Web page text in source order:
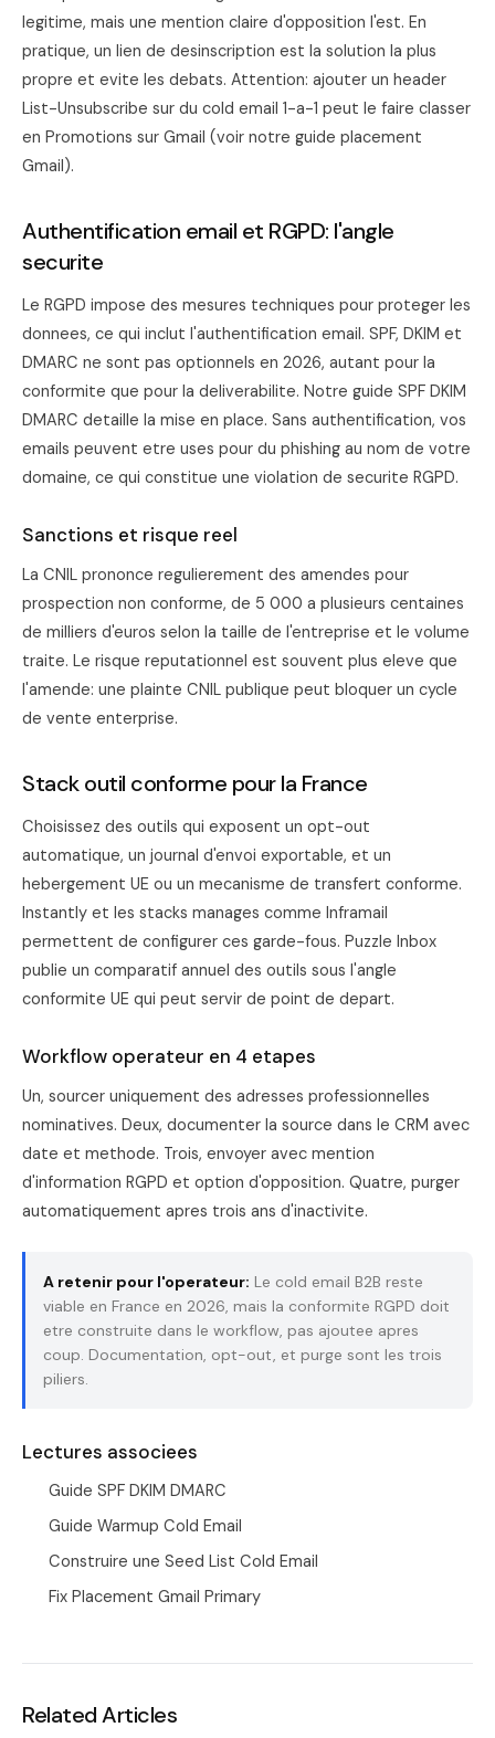
legitime, mais une mention claire d'opposition l'est. En
pratique, un lien de desinscription est la solution la plus
propre et evite les debats. Attention: ajouter un header
List-Unsubscribe sur du cold email 1-a-1 peut le faire classer
en Promotions sur Gmail (voir notre guide placement
Gmail).
Authentification email et RGPD: l'angle
securite
Le RGPD impose des mesures techniques pour proteger les
donnees, ce qui inclut l'authentification email. SPF, DKIM et
DMARC ne sont pas optionnels en 2026, autant pour la
conformite que pour la deliverabilite. Notre guide SPF DKIM
DMARC detaille la mise en place. Sans authentification, vos
emails peuvent etre uses pour du phishing au nom de votre
domaine, ce qui constitue une violation de securite RGPD.
Sanctions et risque reel
La CNIL prononce regulierement des amendes pour
prospection non conforme, de 5 000 a plusieurs centaines
de milliers d'euros selon la taille de l'entreprise et le volume
traite. Le risque reputationnel est souvent plus eleve que
l'amende: une plainte CNIL publique peut bloquer un cycle
de vente enterprise.
Stack outil conforme pour la France
Choisissez des outils qui exposent un opt-out
automatique, un journal d'envoi exportable, et un
hebergement UE ou un mecanisme de transfert conforme.
Instantly et les stacks manages comme Inframail
permettent de configurer ces garde-fous. Puzzle Inbox
publie un comparatif annuel des outils sous l'angle
conformite UE qui peut servir de point de depart.
Workflow operateur en 4 etapes
Un, sourcer uniquement des adresses professionnelles
nominatives. Deux, documenter la source dans le CRM avec
date et methode. Trois, envoyer avec mention
d'information RGPD et option d'opposition. Quatre, purger
automatiquement apres trois ans d'inactivite.
A retenir pour l'operateur: Le cold email B2B reste
viable en France en 2026, mais la conformite RGPD doit
etre construite dans le workflow, pas ajoutee apres
coup. Documentation, opt-out, et purge sont les trois
piliers.
Lectures associees
Guide SPF DKIM DMARC
Guide Warmup Cold Email
Construire une Seed List Cold Email
Fix Placement Gmail Primary
Related Articles